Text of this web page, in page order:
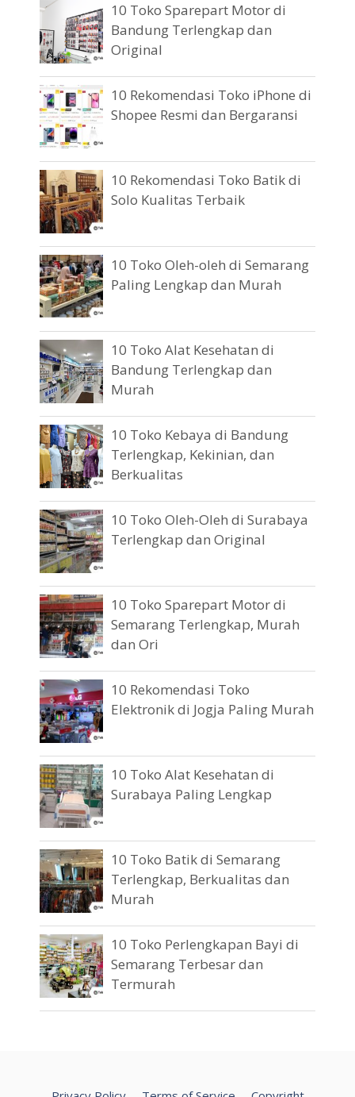
10 Toko Sparepart Motor di
Bandung Terlengkap dan
Original
10 Rekomendasi Toko iPhone di
Shopee Resmi dan Bergaransi
10 Rekomendasi Toko Batik di
Solo Kualitas Terbaik
10 Toko Oleh-oleh di Semarang
Paling Lengkap dan Murah
10 Toko Alat Kesehatan di
Bandung Terlengkap dan
Murah
10 Toko Kebaya di Bandung
Terlengkap, Kekinian, dan
Berkualitas
10 Toko Oleh-Oleh di Surabaya
Terlengkap dan Original
10 Toko Sparepart Motor di
Semarang Terlengkap, Murah
dan Ori
10 Rekomendasi Toko
Elektronik di Jogja Paling Murah
10 Toko Alat Kesehatan di
Surabaya Paling Lengkap
10 Toko Batik di Semarang
Terlengkap, Berkualitas dan
Murah
10 Toko Perlengkapan Bayi di
Semarang Terbesar dan
Termurah